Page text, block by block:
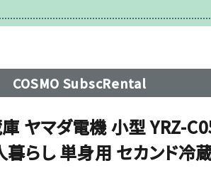
その他
テレビ台
COSMO SubscRental
ヤマダ電機 小型 YRZ-
らし 単身用 セカンド冷